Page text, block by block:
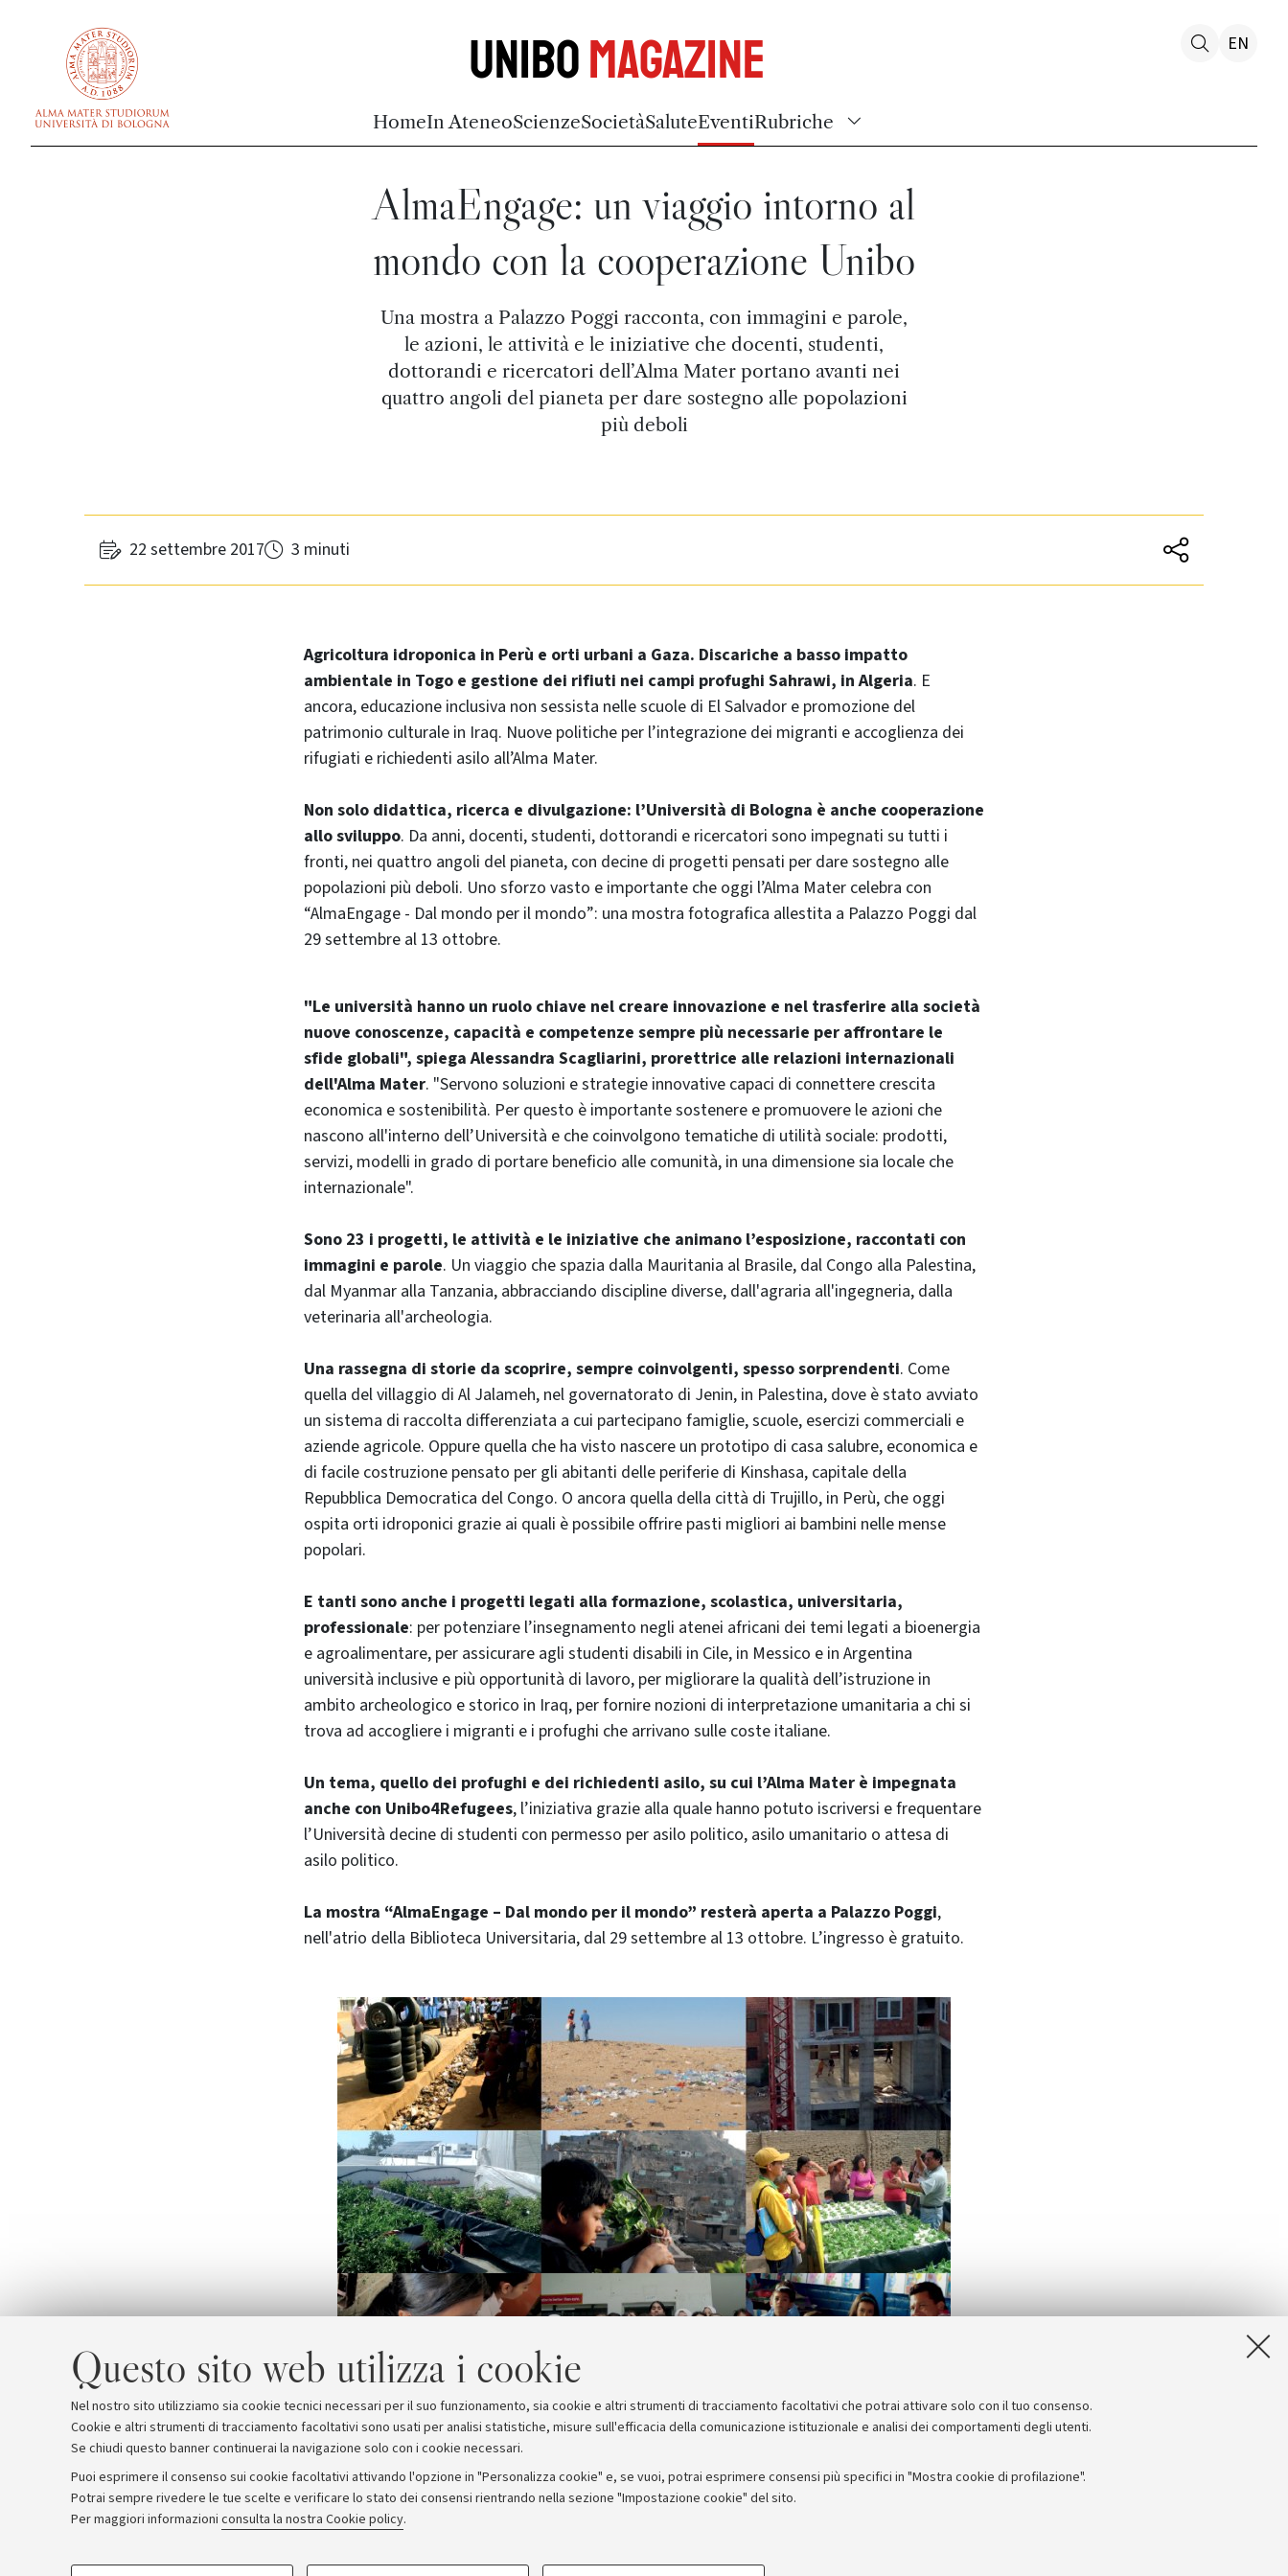
Questo sito web utilizza i cookie
Nel nostro sito utilizziamo sia cookie tecnici necessari per il suo funzionamento, sia cookie e altri strumenti di tracciamento facoltativi che potrai attivare solo con il tuo consenso.
Cookie e altri strumenti di tracciamento facoltativi sono usati per analisi statistiche, misure sull'efficacia della comunicazione istituzionale e analisi dei comportamenti degli utenti.
Se chiudi questo banner continuerai la navigazione solo con i cookie necessari.
Puoi esprimere il consenso sui cookie facoltativi attivando l'opzione in "Personalizza cookie" e, se vuoi, potrai esprimere consensi più specifici in "Mostra cookie di profilazione".
Potrai sempre rivedere le tue scelte e verificare lo stato dei consensi rientrando nella sezione "Impostazione cookie" del sito.
Per maggiori informazioni consulta la nostra Cookie policy.
COOKIE DI PROFILAZIONE - FACOLTATIVI COOKIE TECNICI - NECESSARI
UniboMagazine
HomeIn AteneoScienzeSocietàSaluteEventiRubriche
EN
AlmaEngage: un viaggio intorno al
mondo con la cooperazione Unibo
Una mostra a Palazzo Poggi racconta, con immagini e parole,
le azioni, le attività e le iniziative che docenti, studenti,
dottorandi e ricercatori dell’Alma Mater portano avanti nei
quattro angoli del pianeta per dare sostegno alle popolazioni
più deboli
22 settembre 2017 3 minuti
Agricoltura idroponica in Perù e orti urbani a Gaza. Discariche a basso impatto
ambientale in Togo e gestione dei rifiuti nei campi profughi Sahrawi, in Algeria. E
ancora, educazione inclusiva non sessista nelle scuole di El Salvador e promozione del
patrimonio culturale in Iraq. Nuove politiche per l’integrazione dei migranti e accoglienza dei
rifugiati e richiedenti asilo all’Alma Mater.
Non solo didattica, ricerca e divulgazione: l’Università di Bologna è anche cooperazione
allo sviluppo. Da anni, docenti, studenti, dottorandi e ricercatori sono impegnati su tutti i
fronti, nei quattro angoli del pianeta, con decine di progetti pensati per dare sostegno alle
popolazioni più deboli. Uno sforzo vasto e importante che oggi l’Alma Mater celebra con
“AlmaEngage - Dal mondo per il mondo”: una mostra fotografica allestita a Palazzo Poggi dal
29 settembre al 13 ottobre.
"Le università hanno un ruolo chiave nel creare innovazione e nel trasferire alla società
nuove conoscenze, capacità e competenze sempre più necessarie per affrontare le
sfide globali", spiega Alessandra Scagliarini, prorettrice alle relazioni internazionali
dell'Alma Mater. "Servono soluzioni e strategie innovative capaci di connettere crescita
economica e sostenibilità. Per questo è importante sostenere e promuovere le azioni che
nascono all'interno dell’Università e che coinvolgono tematiche di utilità sociale: prodotti,
servizi, modelli in grado di portare beneficio alle comunità, in una dimensione sia locale che
internazionale".
Sono 23 i progetti, le attività e le iniziative che animano l’esposizione, raccontati con
immagini e parole. Un viaggio che spazia dalla Mauritania al Brasile, dal Congo alla Palestina,
dal Myanmar alla Tanzania, abbracciando discipline diverse, dall'agraria all'ingegneria, dalla
veterinaria all'archeologia.
Una rassegna di storie da scoprire, sempre coinvolgenti, spesso sorprendenti. Come
quella del villaggio di Al Jalameh, nel governatorato di Jenin, in Palestina, dove è stato avviato
un sistema di raccolta differenziata a cui partecipano famiglie, scuole, esercizi commerciali e
aziende agricole. Oppure quella che ha visto nascere un prototipo di casa salubre, economica e
di facile costruzione pensato per gli abitanti delle periferie di Kinshasa, capitale della
Repubblica Democratica del Congo. O ancora quella della città di Trujillo, in Perù, che oggi
ospita orti idroponici grazie ai quali è possibile offrire pasti migliori ai bambini nelle mense
popolari.
E tanti sono anche i progetti legati alla formazione, scolastica, universitaria,
professionale: per potenziare l’insegnamento negli atenei africani dei temi legati a bioenergia
e agroalimentare, per assicurare agli studenti disabili in Cile, in Messico e in Argentina
università inclusive e più opportunità di lavoro, per migliorare la qualità dell’istruzione in
ambito archeologico e storico in Iraq, per fornire nozioni di interpretazione umanitaria a chi si
trova ad accogliere i migranti e i profughi che arrivano sulle coste italiane.
Un tema, quello dei profughi e dei richiedenti asilo, su cui l’Alma Mater è impegnata
anche con Unibo4Refugees, l’iniziativa grazie alla quale hanno potuto iscriversi e frequentare
l’Università decine di studenti con permesso per asilo politico, asilo umanitario o attesa di
asilo politico.
La mostra “AlmaEngage – Dal mondo per il mondo” resterà aperta a Palazzo Poggi,
nell'atrio della Biblioteca Universitaria, dal 29 settembre al 13 ottobre. L’ingresso è gratuito.
Archivio Comunicati stampa Redazione Rassegna stampa